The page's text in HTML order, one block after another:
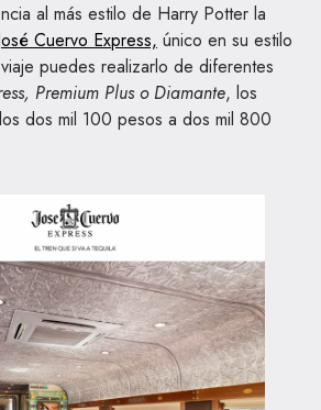
al más estilo de Harry Potter la
Cuervo Express, único en su estilo
puedes realizarlo de diferentes
Premium Plus o Diamante, los
dos mil 100 pesos a dos mil 800